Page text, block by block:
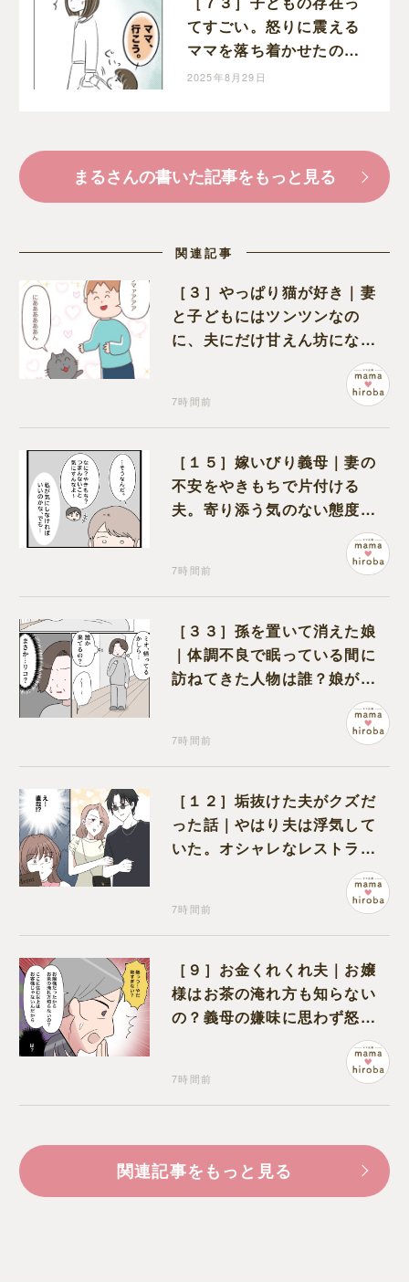
てすごい。怒りに震える
ママを落ち着かせたのは
幼い娘。執着ママにロッ
2025年8月29日
まるさんの書いた記事をもっと見る
関連記事
［３］やっぱり猫が好き｜妻
と子どもにはツンツンなの
に、夫にだけ甘えん坊になる
7時間前
［１５］嫁いびり義母｜妻の
不安をやきもちで片付ける
夫。寄り添う気のない態度に
7時間前
［３３］孫を置いて消えた娘
｜体調不良で眠っている間に
訪ねてきた人物は誰？娘が戻
ってきたのかと不安になる
7時間前
［１２］垢抜けた夫がクズだ
った話｜やはり夫は浮気して
いた。オシャレなレストラン
7時間前
［９］お金くれくれ夫｜お嬢
様はお茶の淹れ方も知らない
の？義母の嫌味に思わず怒り
7時間前
関連記事をもっと見る